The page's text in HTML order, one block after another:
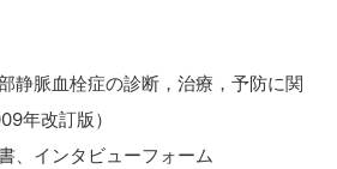
静脈血栓症の診断，治療，予防に関
年改訂版）
、インタビューフォーム